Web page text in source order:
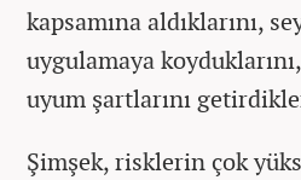
kapsamına aldıklarını,
uygulamaya
uyum şartlarını
Şimşek, risklerin çok